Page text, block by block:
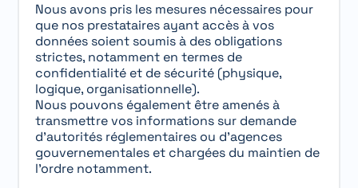
Nous avons pris les mesures nécessaires pour
que nos prestataires ayant accès à vos
données soient soumis à des obligations
strictes, notamment en termes de
confidentialité et de sécurité (physique,
logique, organisationnelle).
Nous pouvons également être amenés à
transmettre vos informations sur demande
d’autorités réglementaires ou d’agences
gouvernementales et chargées du maintien de
l’ordre notamment.